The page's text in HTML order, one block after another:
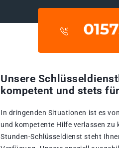
Unsere
kompetent und stets
In dringenden Situationen ist es
und kompetente Hilfe verlassen zu
Stunden-Schlüsseldienst steht